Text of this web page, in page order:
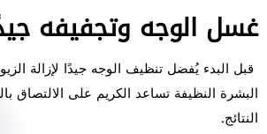
غسل الوجه وتجفيفه
قبل البدء يُفضل تنظيف الوجه جيدًا لإزالة
البشرة النظيفة تساعد الكريم على الالتصاق
النتائج.